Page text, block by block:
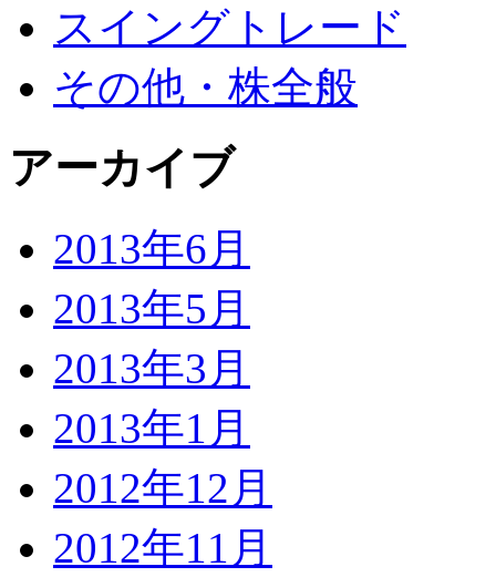
スイングトレード
その他・株全般
アーカイブ
2013年6月
2013年5月
2013年3月
2013年1月
2012年12月
2012年11月